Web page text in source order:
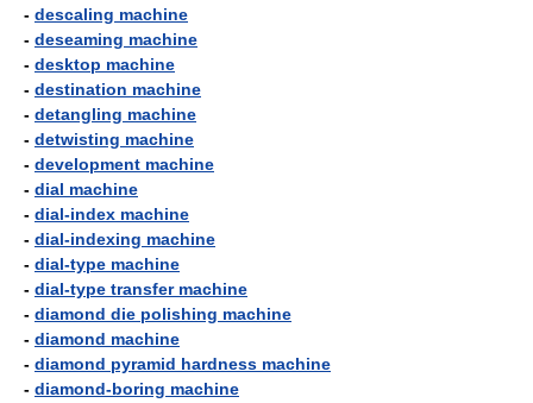
- descaling machine
- deseaming machine
- desktop machine
- destination machine
- detangling machine
- detwisting machine
- development machine
- dial machine
- dial-index machine
- dial-indexing machine
- dial-type machine
- dial-type transfer machine
- diamond die polishing machine
- diamond machine
- diamond pyramid hardness machine
- diamond-boring machine